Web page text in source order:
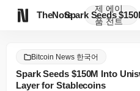
TheNote
제
품
에이
전트
Spark Seeds
Bitcoin News 한국어
Spark Seeds $150M Into
Layer for Stablecoins